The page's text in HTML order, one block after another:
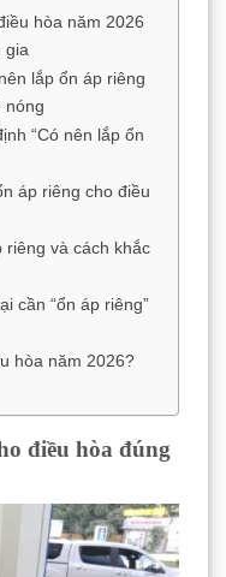
hòa năm 2026
gia
lắp ổn áp riêng
nóng
“Có nên lắp ổn
áp riêng cho điều
riêng và cách khắc
cần “ổn áp riêng”
hòa năm 2026?
điều hòa đúng